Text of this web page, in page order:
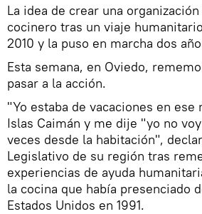
La idea de crear una
cocinero tras un viaje
2010 y la puso en marcha dos
Esta semana, en Oviedo,
pasar a la acción.
"Yo estaba de vacaciones en ese
Islas Caimán y me dije "yo no
veces desde la habitación",
Legislativo de su región tras
experiencias de ayuda
la cocina que había presenciado
Estados Unidos en 1991.